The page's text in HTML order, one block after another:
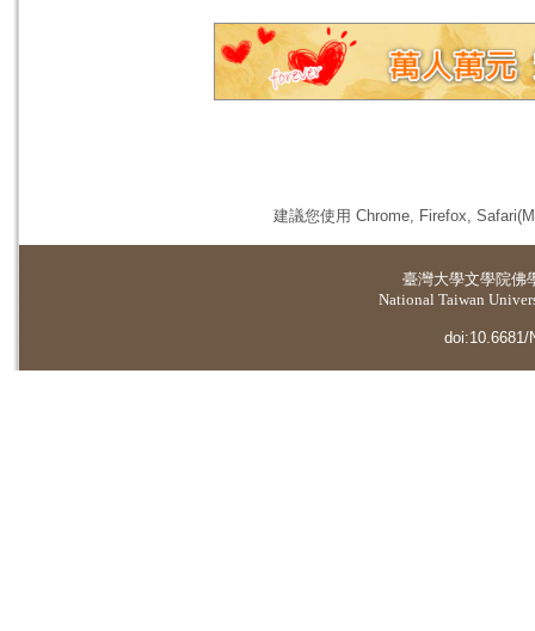
建議您使用 Chrome, Firefox,
臺灣大學文學院佛
National Taiwan
doi:10.6681/